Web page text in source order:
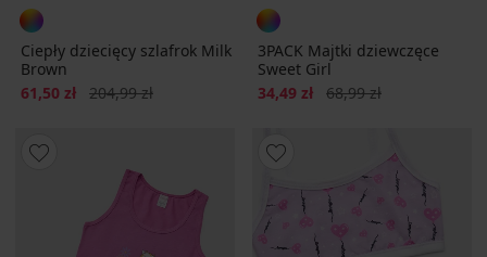
Ciepły dziecięcy szlafrok Milk
Brown
Zniżka
61,50 zł Pierwotna cena
204,99 zł
3PACK Majtki dziewczęce
Sweet Girl
Zniżka
34,49 zł Pierwotna cena
68,99 zł